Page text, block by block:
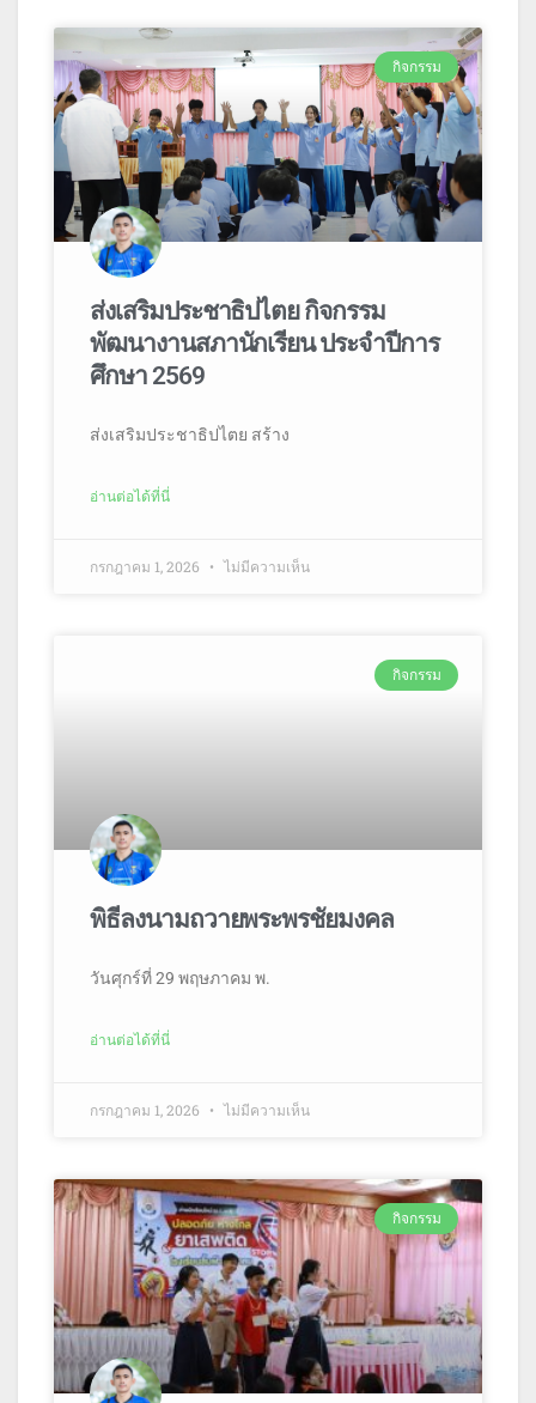
กิจกรรม
ส่งเสริมประชาธิปไตย กิจกรรม
พัฒนางานสภานักเรียน ประจำปีการ
ศึกษา 2569
ส่งเสริมประชาธิปไตย สร้าง
อ่านต่อได้ที่นี่
กรกฎาคม 1, 2026 ไม่มีความเห็น
กิจกรรม
พิธีลงนามถวายพระพรชัยมงคล
วันศุกร์ที่ 29 พฤษภาคม พ.
อ่านต่อได้ที่นี่
กรกฎาคม 1, 2026 ไม่มีความเห็น
กิจกรรม